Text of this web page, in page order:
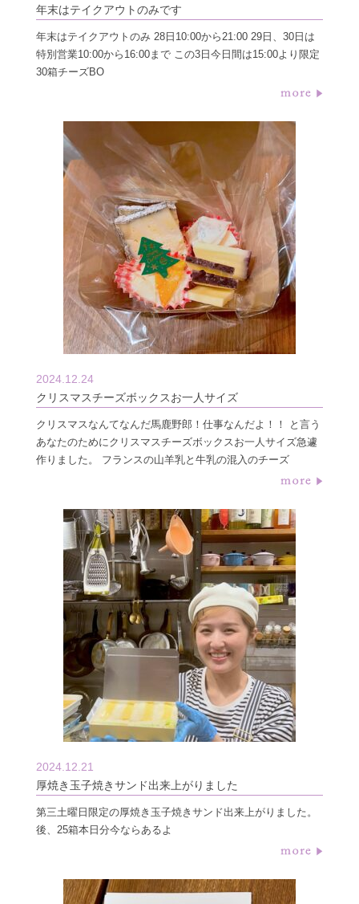
年末はテイクアウトのみです
年末はテイクアウトのみ 28日10:00から21:00 29日、30日は
特別営業10:00から16:00まで この3日今日間は15:00より限定
30箱チーズBO
2024.12.24
クリスマスチーズボックスお一人サイズ
クリスマスなんてなんだ馬鹿野郎！仕事なんだよ！！ と言う
あなたのためにクリスマスチーズボックスお一人サイズ急遽
作りました。 フランスの山羊乳と牛乳の混入のチーズ
2024.12.21
厚焼き玉子焼きサンド出来上がりました
第三土曜日限定の厚焼き玉子焼きサンド出来上がりました。
後、25箱本日分今ならあるよ